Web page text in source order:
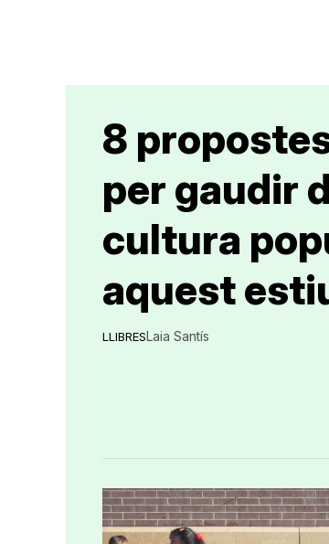
LLIBRES
8
per gaudir
cultura
aquest
Laia Santís